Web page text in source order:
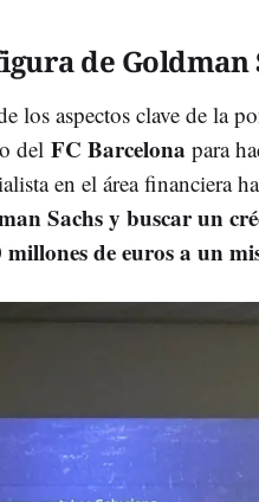
de Goldman
los aspectos clave de la
del FC Barcelona para
en el área financiera
Sachs y buscar un
millones de euros a un